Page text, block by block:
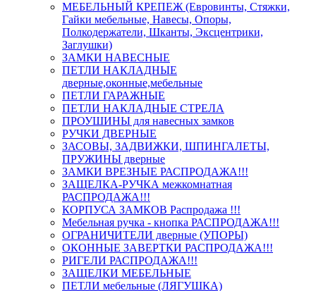
МЕБЕЛЬНЫЙ КРЕПЕЖ (Евровинты, Стяжки,
Гайки мебельные, Навесы, Опоры,
Полкодержатели, Шканты, Эксцентрики,
Заглушки)
ЗАМКИ НАВЕСНЫЕ
ПЕТЛИ НАКЛАДНЫЕ
дверные,оконные,мебельные
ПЕТЛИ ГАРАЖНЫЕ
ПЕТЛИ НАКЛАДНЫЕ СТРЕЛА
ПРОУШИНЫ для навесных замков
РУЧКИ ДВЕРНЫЕ
ЗАСОВЫ, ЗАДВИЖКИ, ШПИНГАЛЕТЫ,
ПРУЖИНЫ дверные
ЗАМКИ ВРЕЗНЫЕ РАСПРОДАЖА!!!
ЗАЩЕЛКА-РУЧКА межкомнатная
РАСПРОДАЖА!!!
КОРПУСА ЗАМКОВ Распродажа !!!
Мебельная ручка - кнопка РАСПРОДАЖА!!!
ОГРАНИЧИТЕЛИ дверные (УПОРЫ)
ОКОННЫЕ ЗАВЕРТКИ РАСПРОДАЖА!!!
РИГЕЛИ РАСПРОДАЖА!!!
ЗАЩЕЛКИ МЕБЕЛЬНЫЕ
ПЕТЛИ мебельные (ЛЯГУШКА)